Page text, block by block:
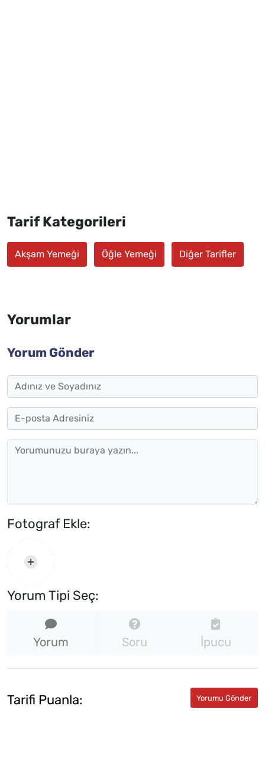
Tarif Kategorileri
Akşam Yemeği Öğle Yemeği Diğer Tarifler
Yorumlar
Yorum Gönder
Fotograf Ekle:
Yorum Tipi Seç:
Yorum Soru İpucu
Tarifi Puanla: